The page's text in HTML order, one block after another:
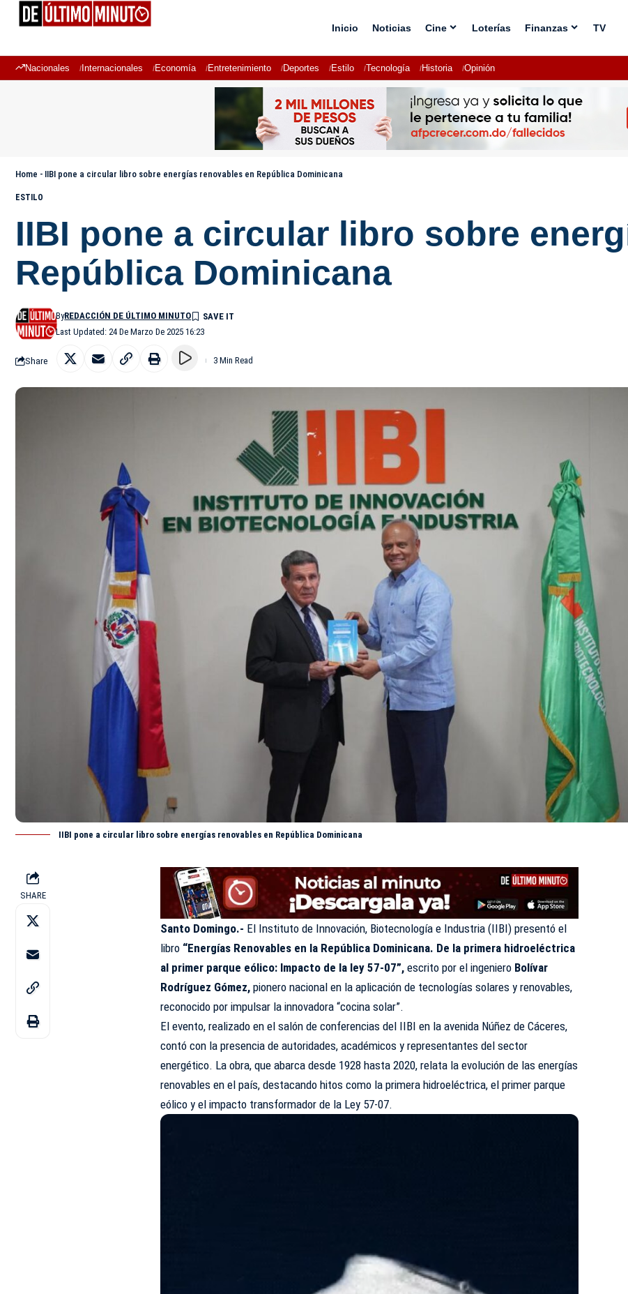
Inicio Noticias Cine Loterías Finanzas TV
Nacionales Internacionales Economía Entretenimiento Deportes Estilo Tecnología Historia Opinión
Home - IIBI pone a circular libro sobre energías renovables en República Dominicana
ESTILO
IIBI pone a circular libro sobre
República Dominicana
Last Updated: 24 De Marzo De 2025 16:23
ByREDACCIÓN DE ÚLTIMO MINUTO
Share 3 Min Read
IIBI pone a circular libro sobre energías renovables en República Dominicana
SHARE
Santo Domingo.- El Instituto de Innovación, Biotecnología e Industria (IIBI) presentó el
libro “Energías Renovables en la República Dominicana. De la primera hidroeléctrica
al primer parque eólico: Impacto de la ley 57-07”,escrito por el ingeniero Bolívar
Rodríguez Gómez,pionero nacional en la aplicación de tecnologías solares yrenovables,
reconocido por impulsar la innovadora “cocina solar”.
El evento, realizado en el salón de conferencias del IIBI en la avenida Núñez de Cáceres,
contó con la presencia de autoridades, académicos y representantes del sector
energético. La obra, que abarca desde 1928 hasta 2020, relata la evolución de las energías
renovables en el país, destacando hitos como la primera hidroeléctrica, el primer parque
eólico y el impacto transformador de la Ley 57-07.